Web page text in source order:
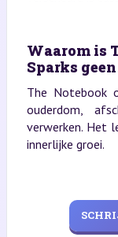
Waarom is
Sparks
The Notebook
ouderdom,
verwerken. Het
innerlijke groei.